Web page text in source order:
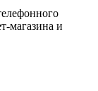
магазина и